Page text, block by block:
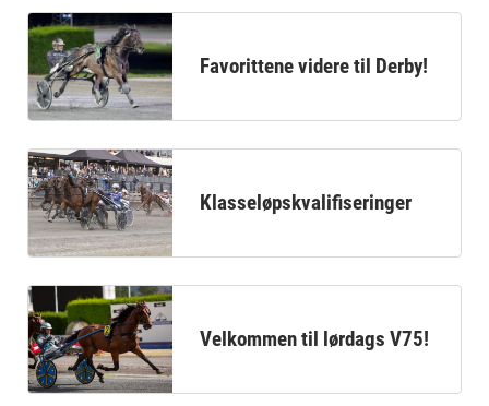
Favorittene videre til Derby!
Klasseløpskvalifiseringer
Velkommen til lørdags V75!